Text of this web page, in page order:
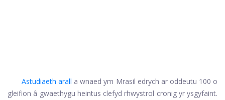
Astudiaeth arall a wnaed ym Mrasil edrych ar oddeutu 100 o
gleifion â gwaethygu heintus clefyd rhwystrol cronig yr ysgyfaint.